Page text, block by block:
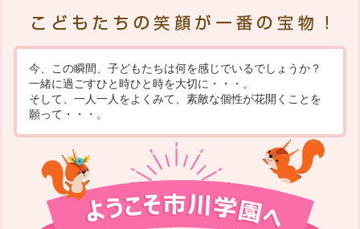
今、この瞬間、子どもたちは何を感じでいるでしょうか？
一緒に過ごすひと時ひと時を大切に・・・。
そして、一人一人をよくみて、素敵な個性が花開くことを
願って・・・。